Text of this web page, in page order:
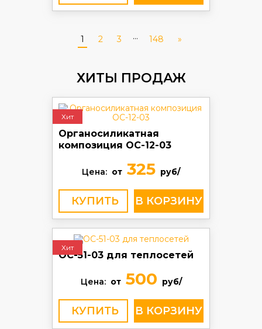
1 2 3 ... 148 »
ХИТЫ ПРОДАЖ
Хит
Органосиликатная
композиция ОС-12-03
Цена: от 325 руб/
КУПИТЬ
Хит
ОС-51-03 для теплосетей
Цена: от500 руб/
КУПИТЬ